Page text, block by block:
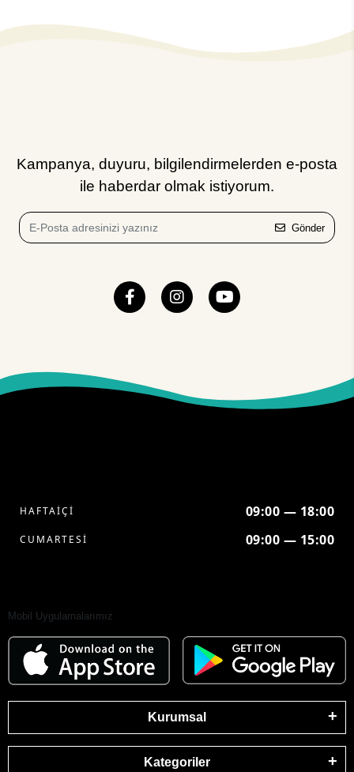
Kampanya, duyuru, bilgilendirmelerden e-posta
ile haberdar olmak istiyorum.
Gönder
HAFTAİÇİ 09:00 — 18:00
CUMARTESİ 09:00 — 15:00
Mobil Uygulamalarımız
Kurumsal
Kategoriler